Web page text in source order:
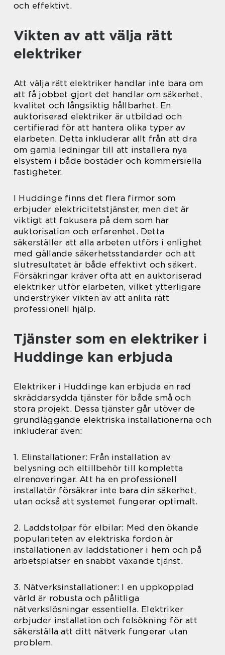
och effektivt.
Vikten av att välja rätt
elektriker
Att välja rätt elektriker handlar inte bara om
att få jobbet gjort det handlar om säkerhet,
kvalitet och långsiktig hållbarhet. En
auktoriserad elektriker är utbildad och
certifierad för att hantera olika typer av
elarbeten. Detta inkluderar allt från att dra
om gamla ledningar till att installera nya
elsystem i både bostäder och kommersiella
fastigheter.
I Huddinge finns det flera firmor som
erbjuder elektricitetstjänster, men det är
viktigt att fokusera på dem som har
auktorisation och erfarenhet. Detta
säkerställer att alla arbeten utförs i enlighet
med gällande säkerhetsstandarder och att
slutresultatet är både effektivt och säkert.
Försäkringar kräver ofta att en auktoriserad
elektriker utför elarbeten, vilket ytterligare
understryker vikten av att anlita rätt
professionell hjälp.
Tjänster som en elektriker i
Huddinge kan erbjuda
Elektriker i Huddinge kan erbjuda en rad
skräddarsydda tjänster för både små och
stora projekt. Dessa tjänster går utöver de
grundläggande elektriska installationerna och
inkluderar även:
1. Elinstallationer: Från installation av
belysning och eltillbehör till kompletta
elrenoveringar. Att ha en professionell
installatör försäkrar inte bara din säkerhet,
utan också att systemet fungerar optimalt.
2. Laddstolpar för elbilar: Med den ökande
populariteten av elektriska fordon är
installationen av laddstationer i hem och på
arbetsplatser en snabbt växande tjänst.
3. Nätverksinstallationer: I en uppkopplad
värld är robusta och pålitliga
nätverkslösningar essentiella. Elektriker
erbjuder installation och felsökning för att
säkerställa att ditt nätverk fungerar utan
problem.